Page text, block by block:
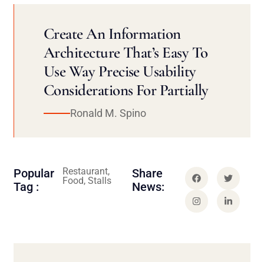
Create An Information
Architecture That’s Easy To
Use Way Precise Usability
Considerations For Partially
Ronald M. Spino
Popular
Tag :
Restaurant,
Food, Stalls
Share
News: